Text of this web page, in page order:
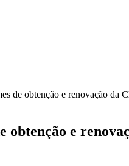
de obtenção e renovação da
obtenção e